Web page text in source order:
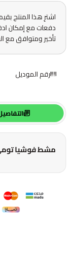
اشترِ هذا المنتج بقيمة
دفعات مع إمكان
تأخير ومتوافق مع
رقم الموديل
مشط فوشيا